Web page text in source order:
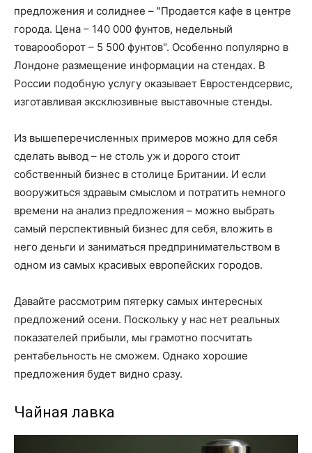
предложения и солиднее – "Продается кафе в центре
города. Цена – 140 000 фунтов, недельный
товарооборот – 5 500 фунтов". Особенно популярно в
Лондоне размещение информации на стендах. В
России подобную услугу оказывает Евростендсервис,
изготавливая эксклюзивные выставочные стенды.
Из вышеперечисленных примеров можно для себя
сделать вывод – не столь уж и дорого стоит
собственный бизнес в столице Британии. И если
вооружиться здравым смыслом и потратить немного
времени на анализ предложения – можно выбрать
самый перспективный бизнес для себя, вложить в
него деньги и заниматься предпринимательством в
одном из самых красивых европейских городов.
Давайте рассмотрим пятерку самых интересных
предложений осени. Поскольку у нас нет реальных
показателей прибыли, мы грамотно посчитать
рентабельность не сможем. Однако хорошие
предложения будет видно сразу.
Чайная лавка